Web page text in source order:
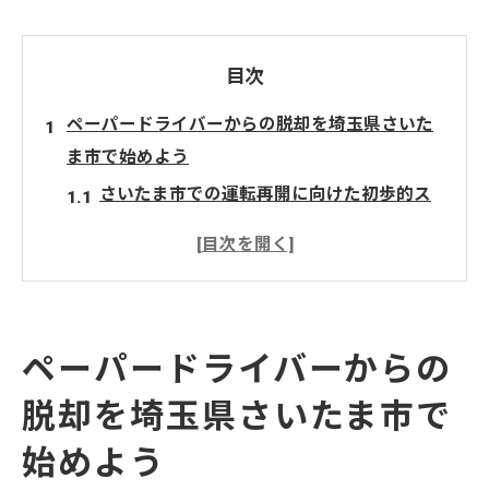
目次
ペーパードライバーからの脱却を埼玉県さいた
ま市で始めよう
さいたま市での運転再開に向けた初歩的ス
公共交通機関から車への移行をスムーズに
する方法
ト
ペーパードライバーからの
脱却を埼玉県さいたま市で
始めよう